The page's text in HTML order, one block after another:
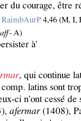
du courage, être
RaimbAurP 4,46 (M, I,
aff‑ A)
à'
, qui continue
latins sont
n'ont cessé
afermar(1408),